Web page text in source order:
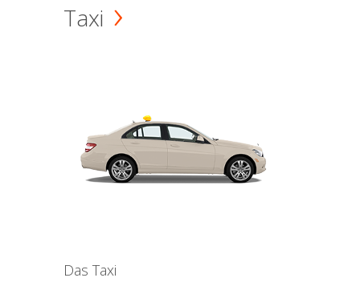
Taxi
Das Taxi